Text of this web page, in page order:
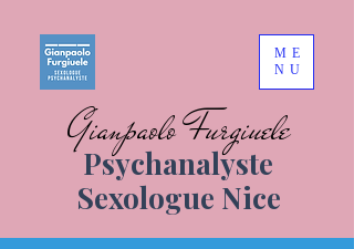
Gianpaolo Furgiuele
Psychanalyste
Sexologue Nice
ME
NU